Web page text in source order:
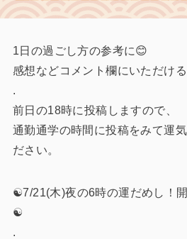
1日の過ごし方の参考に😊
感想などコメント欄にいただける
.
前日の18時に投稿しますので、
通勤通学の時間に投稿をみて運
ださい。
☯️7/21(木)夜の6時の運だめし！
☯️
.